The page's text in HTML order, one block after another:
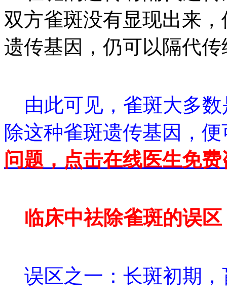
双方雀斑没有显现出来
遗传基因，仍可以隔代
由此可见，雀斑大多数
除这种雀斑遗传基因，
问题，点击在线医生免费
临床中祛除雀斑的误区
误区之一：长斑初期